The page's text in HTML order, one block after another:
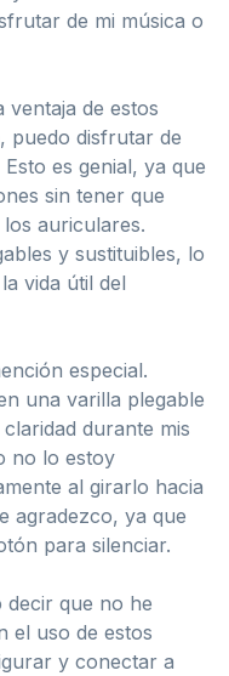
de mi música o
ventaja de estos
puedo disfrutar de
es genial, ya que
sin tener que
auriculares.
y sustituibles, lo
vida útil del
especial.
una varilla plegable
durante mis
no lo estoy
al girarlo hacia
agradezco, ya que
para silenciar.
decir que no he
el uso de estos
y conectar a